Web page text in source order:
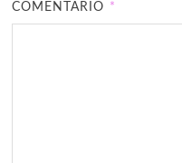
COMENTARIO *